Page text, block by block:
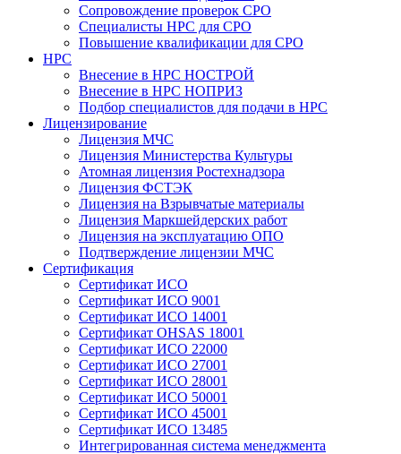
Сопровождение проверок СРО
Специалисты НРС для СРО
Повышение квалификации для СРО
НРС
Внесение в НРС НОСТРОЙ
Внесение в НРС НОПРИЗ
Подбор специалистов для подачи в НРС
Лицензирование
Лицензия МЧС
Лицензия Министерства Культуры
Атомная лицензия Ростехнадзора
Лицензия ФСТЭК
Лицензия на Взрывчатые материалы
Лицензия Маркшейдерских работ
Лицензия на эксплуатацию ОПО
Подтверждение лицензии МЧС
Сертификация
Сертификат ИСО
Сертификат ИСО 9001
Сертификат ИСО 14001
Сертификат OHSAS 18001
Сертификат ИСО 22000
Сертификат ИСО 27001
Сертификат ИСО 28001
Сертификат ИСО 50001
Сертификат ИСО 45001
Сертификат ИСО 13485
Интегрированная система менеджмента